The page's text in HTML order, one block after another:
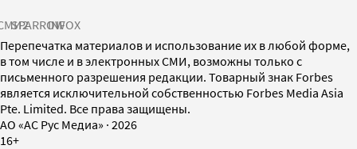
SPARROWINFOX
Перепечатка материалов и использование их в любой форме,
в том числе и в электронных СМИ, возможны только с
письменного разрешения редакции. Товарный знак Forbes
является исключительной собственностью Forbes Media Asia
Pte. Limited. Все права защищены.
AO «АС Рус Медиа» · 2026
16+